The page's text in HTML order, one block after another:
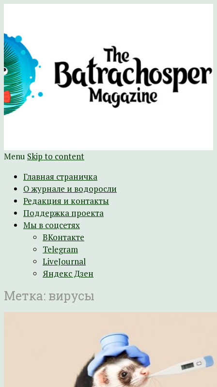
The Batrachospermum Magazine
Батрахоспермум (официальный сайт)
Menu Skip to content
Главная страничка
О журнале и водоросли
Редакция и контакты
Поддержка проекта
Мы в соцсетях
ВКонтакте
Telegram
LiveJournal
Яндекс Дзен
Метка: вирусы